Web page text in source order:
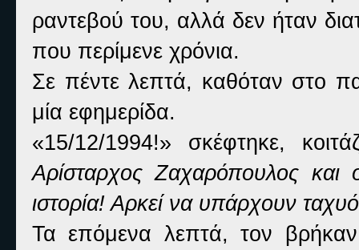
ραντεβού του, αλλά δεν ήταν
που περίμενε χρόνια.
Σε πέντε λεπτά, καθόταν στο
μία εφημερίδα.
«15/12/1994!» σκέφτηκε,
Αρίσταρχος Ζαχαρόπουλος
ιστορία! Αρκεί να υπάρχουν
Τα επόμενα λεπτά, τον